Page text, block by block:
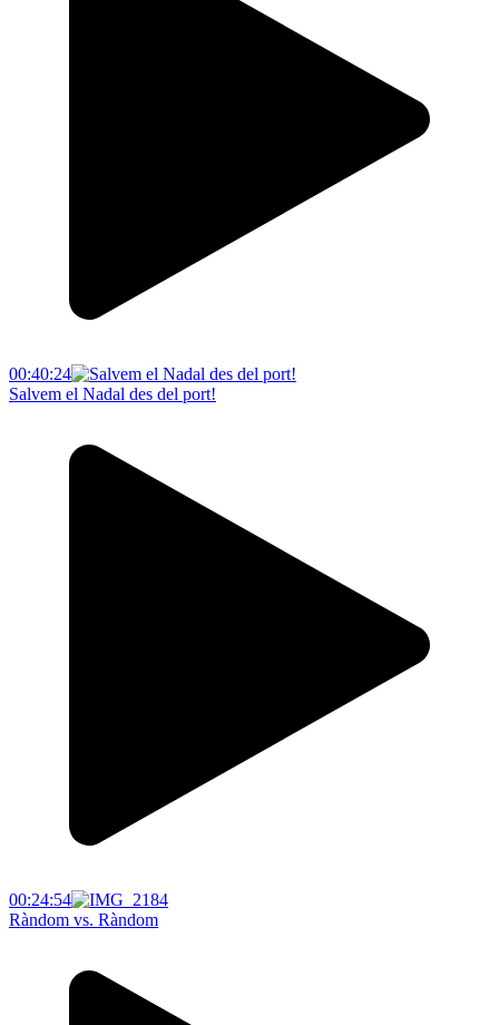
00:40:24
Salvem el Nadal des del port!
00:24:54
Ràndom vs. Ràndom